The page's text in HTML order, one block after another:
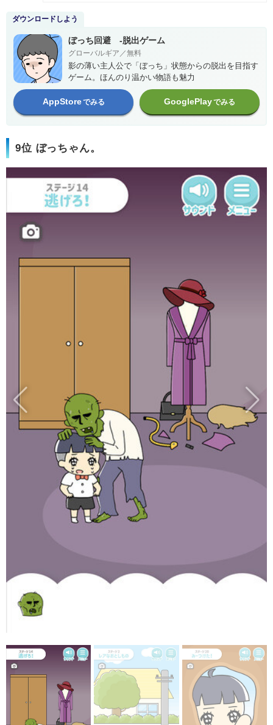
ダウンロードしよう
ぼっち回避 -脱出ゲーム
グローバルギア／無料
影の薄い主人公で「ぼっち」状態からの脱出を目指す
ゲーム。ほんのり温かい物語も魅力
AppStoreでみる GooglePlayでみる
9位 ぼっちゃん。